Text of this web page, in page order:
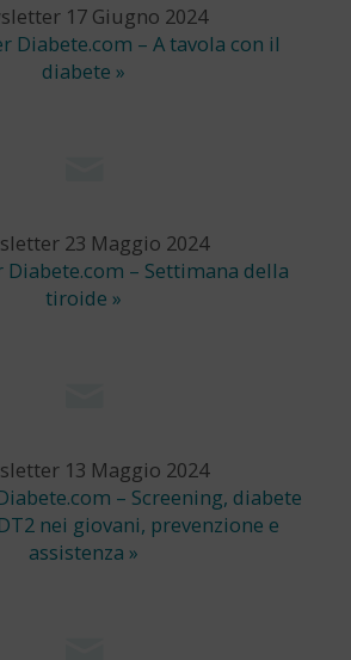
17 Giugno 2024
Diabete.com – A tavola con il
diabete »
23 Maggio 2024
Diabete.com – Settimana della
tiroide »
13 Maggio 2024
– Screening, diabete
nei giovani, prevenzione e
assistenza »